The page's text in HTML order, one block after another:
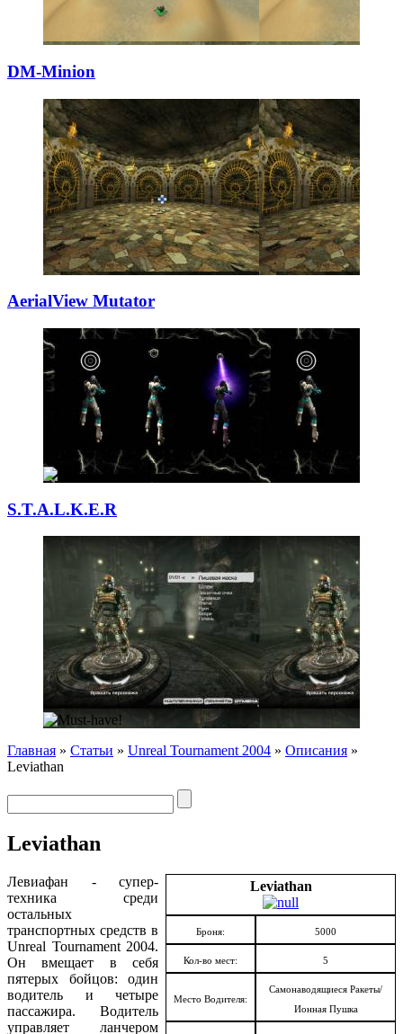
DM-Minion
AerialView Mutat­or
S.T.A.L.K.E.R
Главная » Статьи » Unreal Tournament 2004 » Описания »
Leviathan
Leviathan
Leviathan
Броня: 5000
Кол-во мест: 5
Место Водителя:
Самонаводящиеся Ракеты/
Ионная Пушка
Левиафан - супер-
техника среди
остальных
транспортных средств в
Unreal Tournament 2004.
Он вмещает в себя
пятерых бойцов: один
водитель и четыре
пассажира. Водитель
управляет ланчером